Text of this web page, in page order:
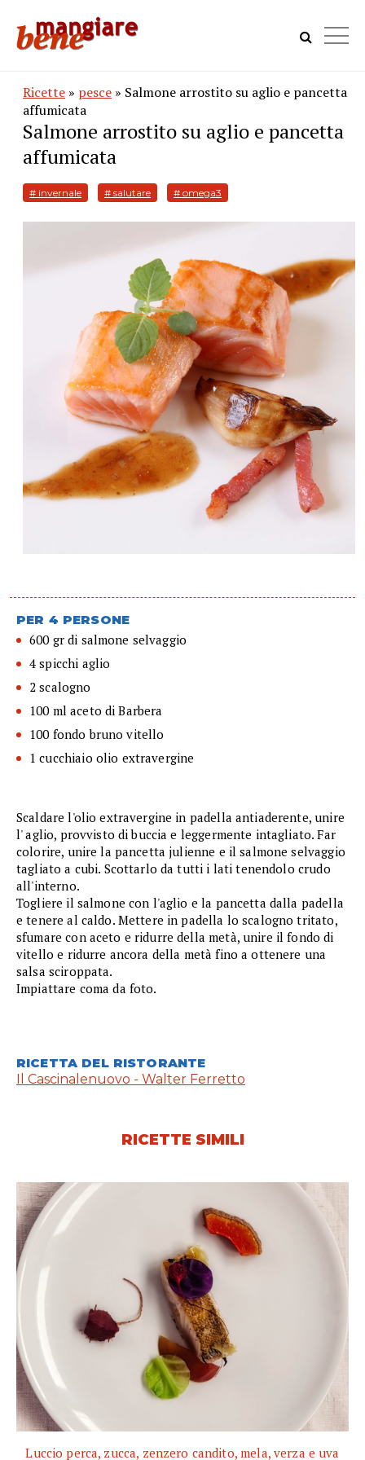
Ricette » pesce » Salmone arrostito su aglio e pancetta
affumicata
Salmone arrostito su aglio e pancetta
affumicata
# invernale # salutare # omega3
PER 4 PERSONE
600 gr di salmone selvaggio
4 spicchi aglio
2 scalogno
100 ml aceto di Barbera
100 fondo bruno vitello
1 cucchiaio olio extravergine
Scaldare l'olio extravergine in padella antiaderente, unire
l' aglio, provvisto di buccia e leggermente intagliato. Far
colorire, unire la pancetta julienne e il salmone selvaggio
tagliato a cubi. Scottarlo da tutti i lati tenendolo crudo
all'interno.
Togliere il salmone con l'aglio e la pancetta dalla padella
e tenere al caldo. Mettere in padella lo scalogno tritato,
sfumare con aceto e ridurre della metà, unire il fondo di
vitello e ridurre ancora della metà fino a ottenere una
salsa sciroppata.
Impiattare coma da foto.
RICETTA DEL RISTORANTE
Il Cascinalenuovo - Walter Ferretto
RICETTE SIMILI
Luccio perca, zucca, zenzero candito, mela, verza e uva